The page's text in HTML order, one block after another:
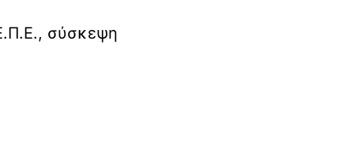
, σύσκεψη